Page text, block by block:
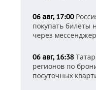
06 авг, 17:00
покупать билеты
через
06 авг, 16:38
регионов по
посуточных